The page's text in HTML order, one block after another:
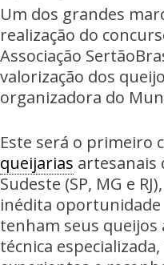
Um dos grandes
realização do
Associação
valorização dos
organizadora do
Este será o primeiro
queijarias artesanais
Sudeste (SP, MG e
inédita
tenham seus
técnica